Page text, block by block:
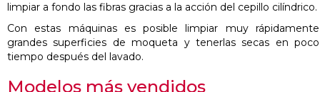
limpiar a fondo las fibras gracias a la acción del cepillo cilíndrico.
Con estas máquinas es posible limpiar muy rápidamente
grandes superficies de moqueta y tenerlas secas en poco
tiempo después del lavado.
Modelos más vendidos